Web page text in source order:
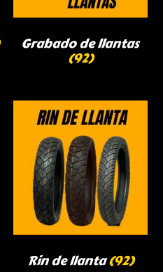
Grabado de llantas
(92)
Rin de llanta(92)